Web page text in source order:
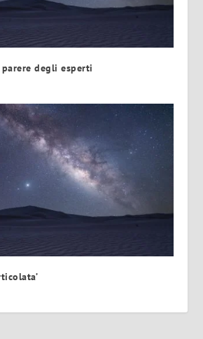
degli esperti